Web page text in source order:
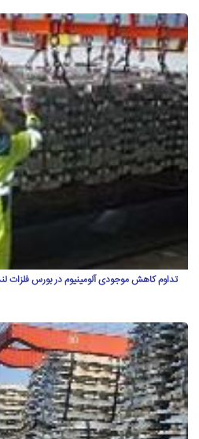
تداوم کاهش موجودی آلومینیوم در بورس فلزات لندن